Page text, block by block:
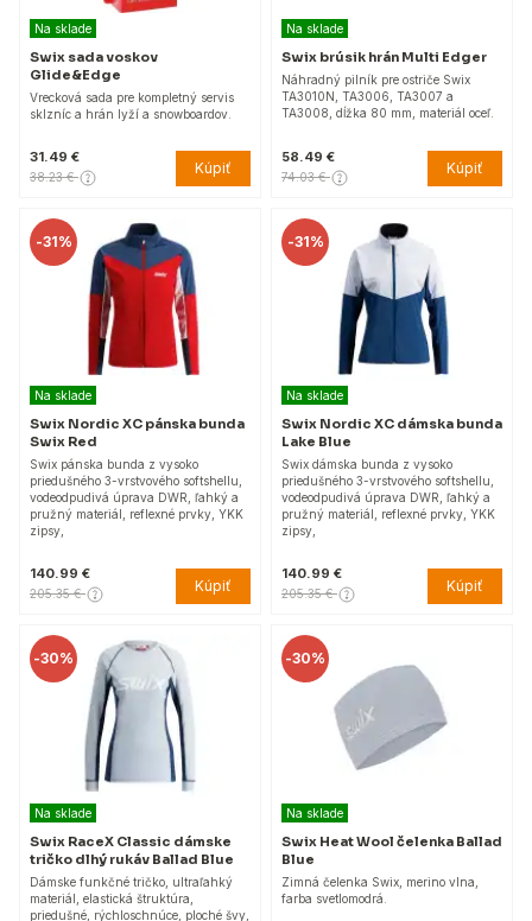
Na sklade
Swix sada voskov
Glide&Edge
Vrecková sada pre kompletný servis
sklzníc a hrán lyží a snowboardov.
31.49 €
38.23 € Kúpiť
Na sklade
Swix brúsik hrán Multi Edger
Náhradný pilník pre ostriče Swix
TA3010N, TA3006, TA3007 a
TA3008, dĺžka 80 mm, materiál oceľ.
58.49 €
74.03 € Kúpiť
-31%
Na sklade
Swix Nordic XC pánska bunda
Swix Red
Swix pánska bunda z vysoko
priedušného 3-vrstvového softshellu,
vodeodpudivá úprava DWR, ľahký a
pružný materiál, reflexné prvky, YKK
zipsy,
140.99 €
205.35 € Kúpiť
-31%
Na sklade
Swix Nordic XC dámska bunda
Lake Blue
Swix dámska bunda z vysoko
priedušného 3-vrstvového softshellu,
vodeodpudivá úprava DWR, ľahký a
pružný materiál, reflexné prvky, YKK
zipsy,
140.99 €
205.35 € Kúpiť
-30%
Na sklade
Swix RaceX Classic dámske
tričko dlhý rukáv Ballad Blue
Dámske funkčné tričko, ultraľahký
materiál, elastická štruktúra,
priedušné, rýchloschnúce, ploché švy,
-30%
Na sklade
Swix Heat Wool čelenka Ballad
Blue
Zimná čelenka Swix, merino vlna,
farba svetlomodrá.